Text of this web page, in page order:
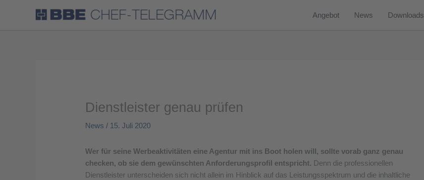
Angebot News Downloads
Dienstleister genau prüfen
News / 15. Juli 2020
Wer für seine Werbeaktivitäten eine Agentur mit ins Boot holen will, sollte vorab ganz genau
checken, ob sie dem gewünschten Anforderungsprofil entspricht. Denn die professionellen
Dienstleister unterscheiden sich nicht allein im Hinblick auf das Leistungsspektrum und die inhaltliche